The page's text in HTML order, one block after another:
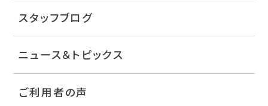
スタッフブログ
ニュース＆トピックス
ご利用者の声